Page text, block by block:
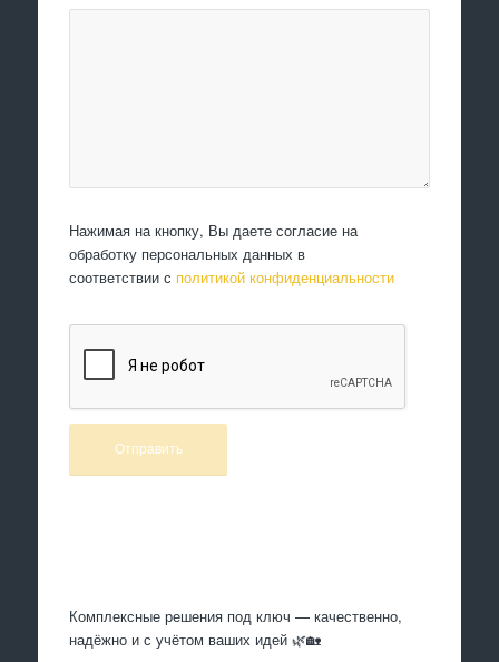
Нажимая на кнопку, Вы даете согласие на
обработку персональных данных в
соответствии с политикой конфиденциальности
Комплексные решения под ключ — качественно,
надёжно и с учётом ваших идей 🌿🏡